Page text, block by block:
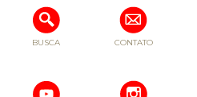
BUSCA CONTATO